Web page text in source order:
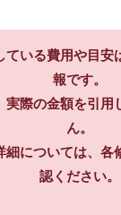
ている費用や目安
報です。
実際の金額を引用
ん。
細については、各
認ください。